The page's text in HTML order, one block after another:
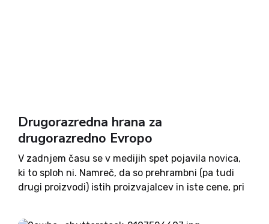
Drugorazredna hrana za
drugorazredno Evropo
V zadnjem času se v medijih spet pojavila novica,
ki to sploh ni. Namreč, da so prehrambni (pa tudi
drugi proizvodi) istih proizvajalcev in iste cene, pri
pravi, da Johanna iz Bad...